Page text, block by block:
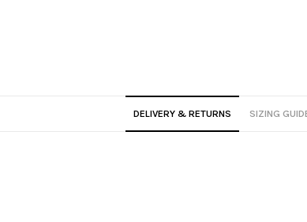
DELIVERY & RETURNS SIZING